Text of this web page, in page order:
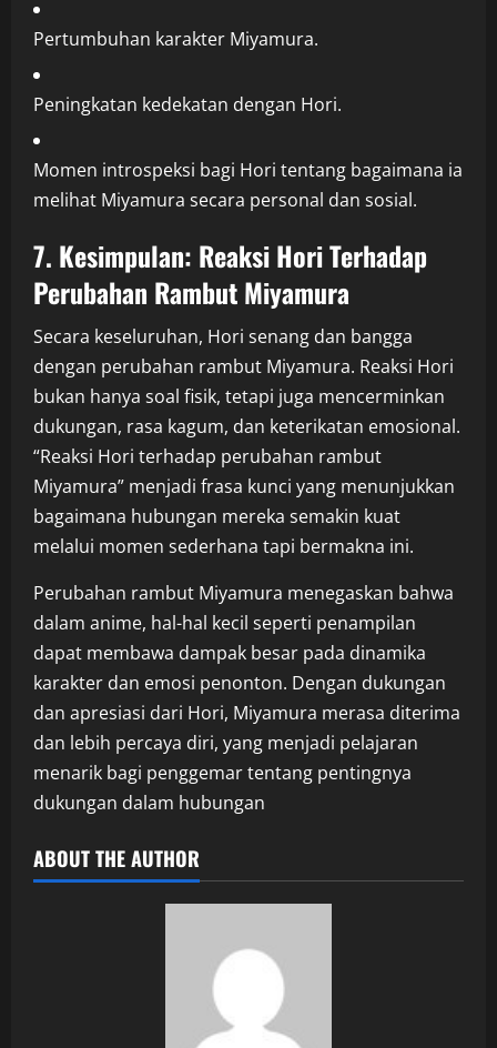
Pertumbuhan karakter Miyamura.
Peningkatan kedekatan dengan Hori.
Momen introspeksi bagi Hori tentang bagaimana ia
melihat Miyamura secara personal dan sosial.
7. Kesimpulan: Reaksi Hori Terhadap
Perubahan Rambut Miyamura
Secara keseluruhan, Hori senang dan bangga
dengan perubahan rambut Miyamura. Reaksi Hori
bukan hanya soal fisik, tetapi juga mencerminkan
dukungan, rasa kagum, dan keterikatan emosional.
“Reaksi Hori terhadap perubahan rambut
Miyamura” menjadi frasa kunci yang menunjukkan
bagaimana hubungan mereka semakin kuat
melalui momen sederhana tapi bermakna ini.
Perubahan rambut Miyamura menegaskan bahwa
dalam anime, hal-hal kecil seperti penampilan
dapat membawa dampak besar pada dinamika
karakter dan emosi penonton. Dengan dukungan
dan apresiasi dari Hori, Miyamura merasa diterima
dan lebih percaya diri, yang menjadi pelajaran
menarik bagi penggemar tentang pentingnya
dukungan dalam hubungan
ABOUT THE AUTHOR